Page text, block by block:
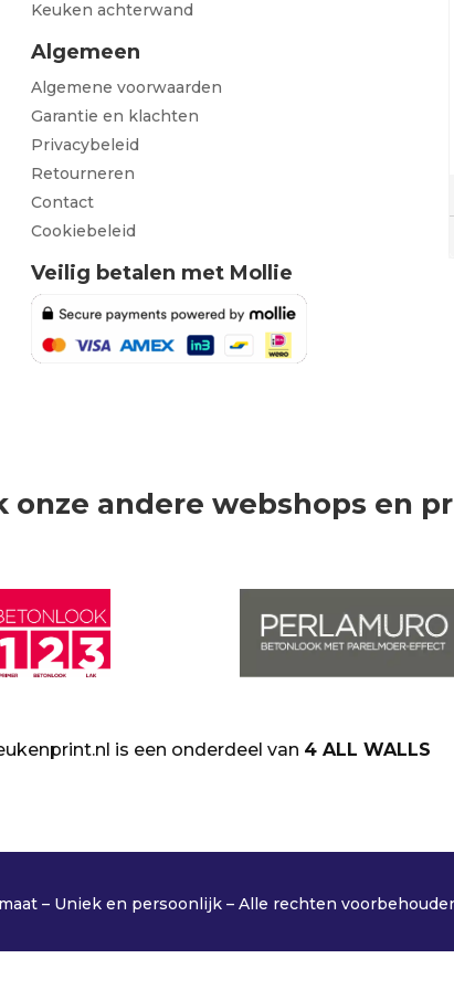
Keuken achterwand
Algemeen
Algemene voorwaarden
Garantie en klachten
Privacybeleid
Retourneren
Contact
Cookiebeleid
Veilig betalen met Mollie
onze andere webshops en
is een onderdeel van 4 ALL WALLS
– Uniek en persoonlijk – Alle rechten